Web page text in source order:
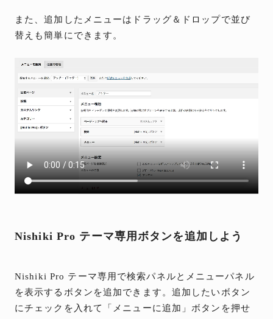
また、追加したメニューはドラッグ＆ドロップで並び
替えも簡単にできます。
Nishiki Pro テーマ専用ボタンを追加しよう
Nishiki Pro テーマ専用で検索パネルとメニューパネル
を表示するボタンを追加できます。追加したいボタン
にチェックを入れて「メニューに追加」ボタンを押せ